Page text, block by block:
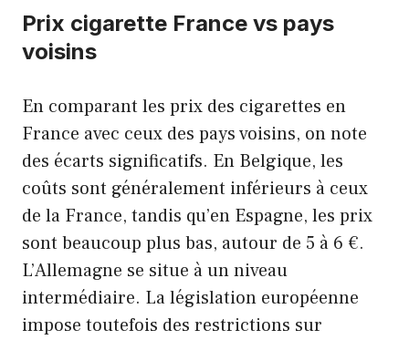
Prix cigarette France vs pays
voisins
En comparant les prix des cigarettes en
France avec ceux des pays voisins, on note
des écarts significatifs. En Belgique, les
coûts sont généralement inférieurs à ceux
de la France, tandis qu’en Espagne, les prix
sont beaucoup plus bas, autour de 5 à 6 €.
L’Allemagne se situe à un niveau
intermédiaire. La législation européenne
impose toutefois des restrictions sur